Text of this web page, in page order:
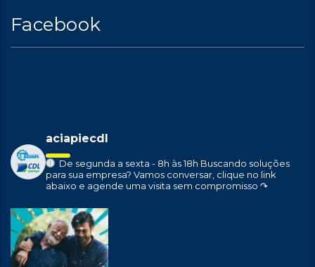
Facebook
aciapiecdl
De segunda a sexta - 8h às 18h Buscando soluções
para sua empresa? Vamos conversar, clique no link
abaixo e agende uma visita sem compromisso ↷